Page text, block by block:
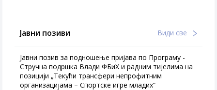
Јавни позиви Види све
Јавни позив за подношење пријава по Програму -
Стручна подршка Влади ФБиХ и радним тијелима на
позицији „Текући трансфери непрофитним
организацијама – Спортске игре младих“